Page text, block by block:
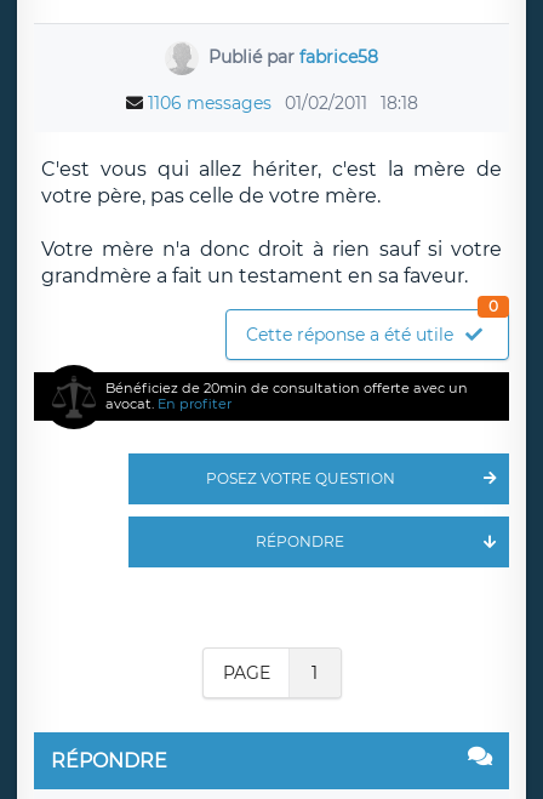
Publié par fabrice58
1106 messages 01/02/2011 18:18
C'est vous qui allez hériter, c'est la mère de
votre père, pas celle de votre mère.
Votre mère n'a donc droit à rien sauf si votre
grandmère a fait un testament en sa faveur.
Cette réponse a été utile
0
Bénéficiez de 20min de consultation offerte avec un
avocat. En profiter
POSEZ VOTRE QUESTION
RÉPONDRE
PAGE 1
RÉPONDRE